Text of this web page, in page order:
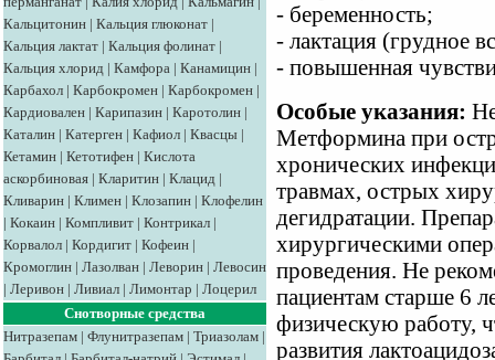
Кальцитонин | Кальция глюконат |
Кальция лактат | Кальция фолинат |
Кальция хлорид | Камфора | Канамицин |
Карбахол | Карбокромен | Карбокромен |
Кардиовален | Карипазин | Каротолин |
Каталин | Катерген | Кафиол | Квасцы |
Кетамин | Кетотифен | Кислота
аскорбиновая | Кларитин | Клацид |
Кливарин | Климен | Клозапин | Клофелин
| Кокаин | Компливит | Контрикал |
Корвалол | Кордигит | Кофеин |
Кромоглин | Лазолван | Леворин | Левосин
| Леривон | Ливиал | Лимонтар | Лоцерил
Снотворные средства
Нитразепам | Флунитразепам | Триазолам |
- беременность;
- лактация (грудное
- повышенная
Особые указания:
Метформина при
хронических
травмах, острых
дегидратации.
хирургическими
проведения. Не
пациентам старше 6
физическую работу,
развития